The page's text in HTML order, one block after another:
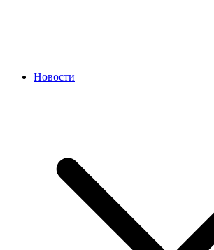
Новости